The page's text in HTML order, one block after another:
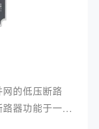
的低压断路
器功能于一